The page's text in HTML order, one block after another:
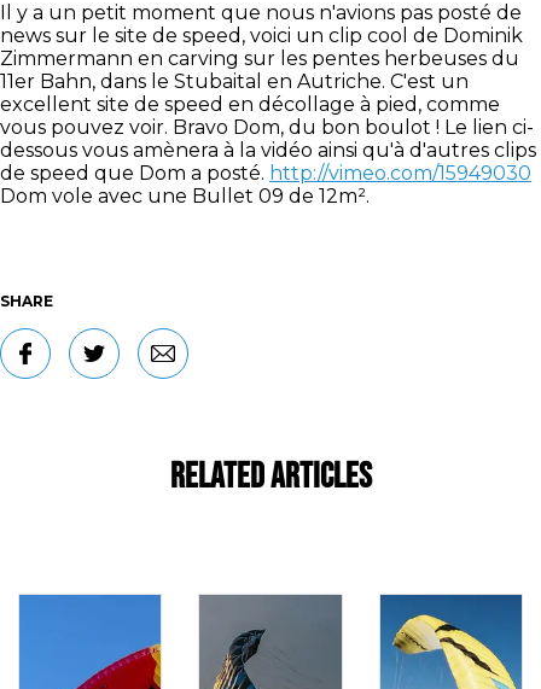
Il y a un petit moment que nous n'avions pas posté de
news sur le site de speed, voici un clip cool de Dominik
Zimmermann en carving sur les pentes herbeuses du
11er Bahn, dans le Stubaital en Autriche. C'est un
excellent site de speed en décollage à pied, comme
vous pouvez voir. Bravo Dom, du bon boulot ! Le lien ci-
dessous vous amènera à la vidéo ainsi qu'à d'autres clips
de speed que Dom a posté. http://vimeo.com/15949030
Dom vole avec une Bullet 09 de 12m².
SHARE
Related Articles